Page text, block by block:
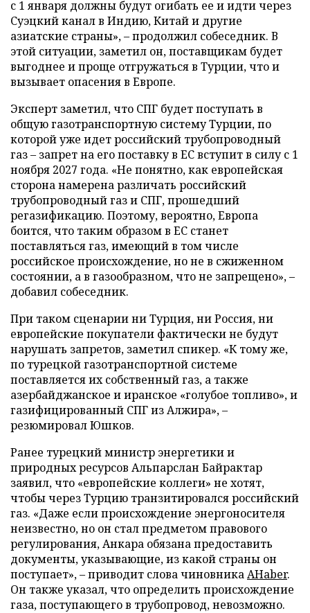
с 1 января должны будут огибать ее и идти через
Суэцкий канал в Индию, Китай и другие
азиатские страны», – продолжил собеседник. В
этой ситуации, заметил он, поставщикам будет
выгоднее и проще отгружаться в Турции, что и
вызывает опасения в Европе.
Эксперт заметил, что СПГ будет поступать в
общую газотранспортную систему Турции, по
которой уже идет российский трубопроводный
газ – запрет на его поставку в ЕС вступит в силу с 1
ноября 2027 года. «Не понятно, как европейская
сторона намерена различать российский
трубопроводный газ и СПГ, прошедший
регазификацию. Поэтому, вероятно, Европа
боится, что таким образом в ЕС станет
поставляться газ, имеющий в том числе
российское происхождение, но не в сжиженном
состоянии, а в газообразном, что не запрещено», –
добавил собеседник.
При таком сценарии ни Турция, ни Россия, ни
европейские покупатели фактически не будут
нарушать запретов, заметил спикер. «К тому же,
по турецкой газотранспортной системе
поставляется их собственный газ, а также
азербайджанское и иранское «голубое топливо», и
газифицированный СПГ из Алжира», –
резюмировал Юшков.
Ранее турецкий министр энергетики и
природных ресурсов Альпарслан Байрактар
заявил, что «европейские коллеги» не хотят,
чтобы через Турцию транзитировался российский
газ. «Даже если происхождение энергоносителя
неизвестно, но он стал предметом правового
регулирования, Анкара обязана предоставить
документы, указывающие, из какой страны он
поступает», – приводит слова чиновникаAHaber.
Он также указал, что определить происхождение
газа, поступающего в трубопровод, невозможно.